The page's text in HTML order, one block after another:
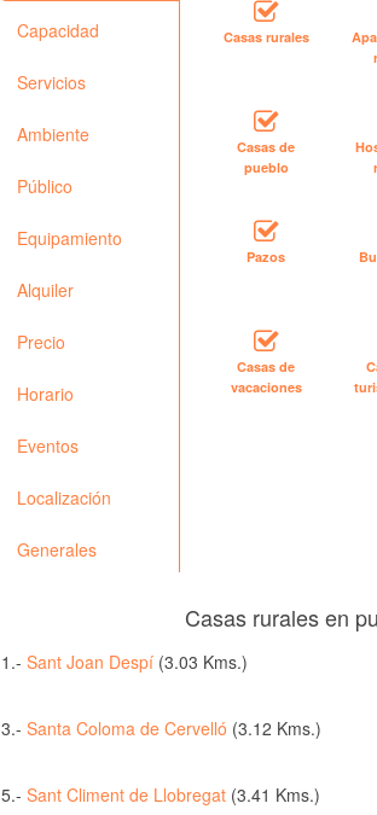
Capacidad
Servicios
Ambiente
Público
Equipamiento
Alquiler
Precio
Horario
Eventos
Localización
Generales
Casas rurales
Casas de
pueblo
Pazos
Casas de
vacaciones
Casas rurales en
1.- Sant Joan Despí(3.03 Kms.)
3.- Santa Coloma de Cervelló (3.12 Kms.)
5.- Sant Climent de Llobregat(3.41 Kms.)